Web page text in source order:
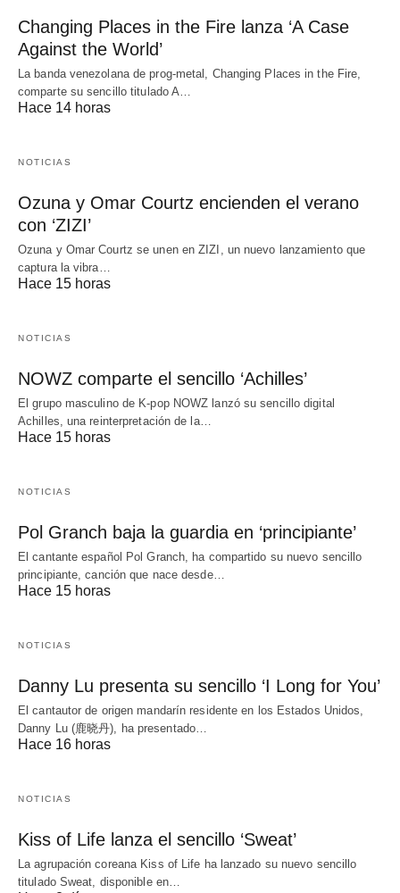
Changing Places in the Fire lanza ‘A Case
Against the World’
La banda venezolana de prog-metal, Changing Places in the Fire,
comparte su sencillo titulado A…
Hace 14 horas
NOTICIAS
Ozuna y Omar Courtz encienden el verano
con ‘ZIZI’
Ozuna y Omar Courtz se unen en ZIZI, un nuevo lanzamiento que
captura la vibra…
Hace 15 horas
NOTICIAS
NOWZ comparte el sencillo ‘Achilles’
El grupo masculino de K-pop NOWZ lanzó su sencillo digital
Achilles, una reinterpretación de la…
Hace 15 horas
NOTICIAS
Pol Granch baja la guardia en ‘principiante’
El cantante español Pol Granch, ha compartido su nuevo sencillo
principiante, canción que nace desde…
Hace 15 horas
NOTICIAS
Danny Lu presenta su sencillo ‘I Long for You’
El cantautor de origen mandarín residente en los Estados Unidos,
Danny Lu (鹿晓丹), ha presentado…
Hace 16 horas
NOTICIAS
Kiss of Life lanza el sencillo ‘Sweat’
La agrupación coreana Kiss of Life ha lanzado su nuevo sencillo
titulado Sweat, disponible en…